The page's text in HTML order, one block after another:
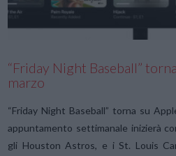
VIEW
“Friday Night Baseball”
marzo
“Friday Night Baseball” torna su
appuntamento settimanale inizierà
gli Houston Astros, e i St. Louis